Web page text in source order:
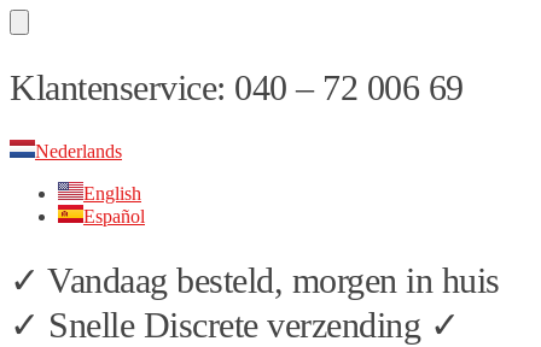
Skip
to
Skip
to
Klantenservice: 040 – 72 006 69
Nederlands
English
Español
✓ Vandaag besteld, morgen in huis
✓ Snelle Discrete verzending ✓